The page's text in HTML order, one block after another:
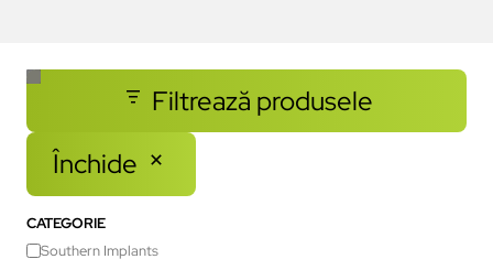
Filtrează produsele
Închide
CATEGORIE
Southern Implants